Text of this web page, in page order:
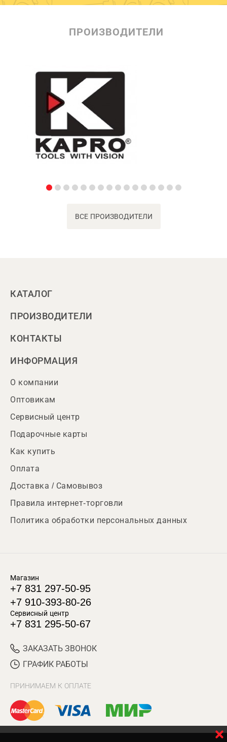
ПРОИЗВОДИТЕЛИ
ВСЕ ПРОИЗВОДИТЕЛИ
КАТАЛОГ
ПРОИЗВОДИТЕЛИ
КОНТАКТЫ
ИНФОРМАЦИЯ
О компании
Оптовикам
Сервисный центр
Подарочные карты
Как купить
Оплата
Доставка / Самовывоз
Правила интернет-торговли
Политика обработки персональных данных
Магазин
+7 831 297-50-95
+7 910-393-80-26
Сервисный центр
+7 831 295-50-67
ЗАКАЗАТЬ ЗВОНОК
ГРАФИК РАБОТЫ
ПРИНИМАЕМ К ОПЛАТЕ